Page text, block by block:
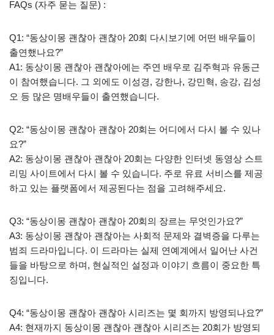
FAQs (자주 묻는 질문) :
Q1: “동상이몽 괜찮아 괜찮아 20회 다시보기에 어떤 배우들이
출연했나요?”
A1: 동상이몽 괜찮아 괜찮아에는 주연 배우로 김주혁과 유동근
이 참여했습니다. 그 외에도 이성경, 강한나, 강민혁, 송강, 김성
오 등 많은 명배우들이 출연했습니다.
Q2: “동상이몽 괜찮아 괜찮아 20회는 어디에서 다시 볼 수 있나
요?”
A2: 동상이몽 괜찮아 괜찮아 20회는 다양한 인터넷 동영상 스트
리밍 사이트에서 다시 볼 수 있습니다. 주로 유료 서비스를 제공
하고 있는 플랫폼에서 제공된다는 점을 고려해주세요.
Q3: “동상이몽 괜찮아 괜찮아 20회의 장르는 무엇인가요?”
A3: 동상이몽 괜찮아 괜찮아는 사회적 문제와 결벽증을 다루는
범죄 드라마입니다. 이 드라마는 실제 연예계에서 일어난 사건
들을 바탕으로 하며, 현실적인 설정과 이야기 흐름이 중요한 특
징입니다.
Q4: “동상이몽 괜찮아 괜찮아 시리즈는 몇 회까지 방영되나요?”
A4: 현재까지 동상이몽 괜찮아 괜찮아 시리즈는 20회가 방영되